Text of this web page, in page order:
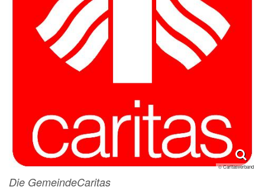
© Caritasverband
Die GemeindeCaritas